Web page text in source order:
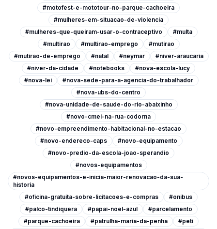
#motofest-e-mototour-no-parque-cachoeira
#mulheres-em-situacao-de-violencia
#mulheres-que-queiram-usar-o-contraceptivo
#multa
#multirao
#multirao-emprego
#mutirao
#mutirao-de-emprego
#natal #neymar
#niver-araucaria
#niver-da-cidade
#notebooks
#nova-escola-lucy
#nova-lei
#nova-sede-para-a-agencia-do-trabalhador
#nova-ubs-do-centro
#nova-unidade-de-saude-do-rio-abaixinho
#novo-cmei-na-rua-codorna
#novo-empreendimento-habitacional-no-estacao
#novo-endereco-caps
#novo-equipamento
#novo-predio-da-escola-joao-sperandio
#novos-equipamentos
#novos-equipamentos-e-inicia-maior-renovacao-da-sua-
historia
#oficina-gratuita-sobre-licitacoes-e-compras
#onibus
#palco-tindiquera
#papai-noel-azul
#parcelamento
#parque-cachoeira
#patrulha-maria-da-penha
#peti